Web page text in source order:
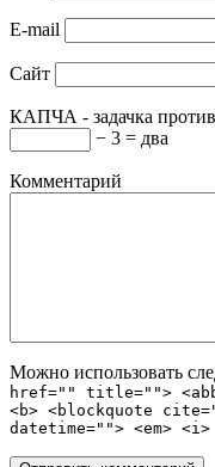
E-mail
Сайт
КАПЧА - задачка
− 3 = два
Комментарий
Можно использовать
href="" title="">
<b> <blockquote
datetime=""> <em>